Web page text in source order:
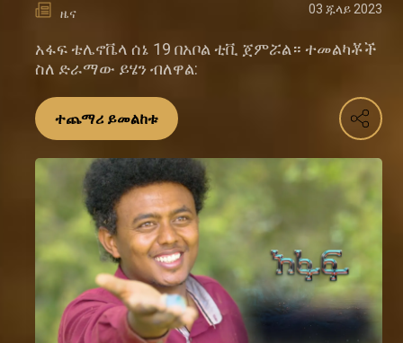
ዜና 03 ጁላይ 2023
አፋፍ ቴሌኖቬላ ሰኔ 19 በአቦል ቲቪ ጀምሯል። ተመልካቾች
ስለ ድራማው ይሄን ብለዋል:
ተጨማሪ ይመልከቱ